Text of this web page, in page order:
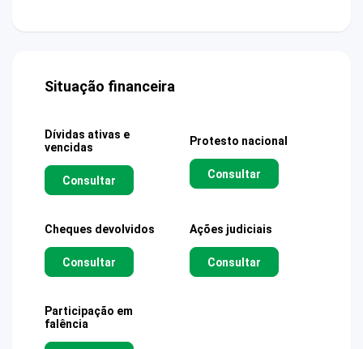
Situação financeira
Dívidas ativas e
vencidas
Consultar
Protesto nacional
Consultar
Cheques devolvidos
Consultar
Ações judiciais
Consultar
Participação em
falência